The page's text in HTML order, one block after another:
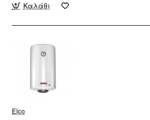
Καλάθι
Elco